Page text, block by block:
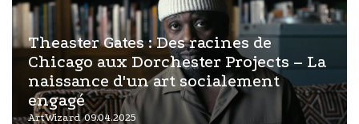
Theaster Gates : Des racines de
Chicago aux Dorchester Projects – La
naissance d'un art socialement
engagé
ArtWizard 09.04.2025